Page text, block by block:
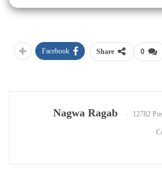
0
Share
Facebook
Nagwa Ragab 12782